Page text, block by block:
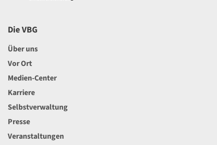
Die VBG
Über uns
Vor Ort
Medien-Center
Karriere
Selbstverwaltung
Presse
Veranstaltungen